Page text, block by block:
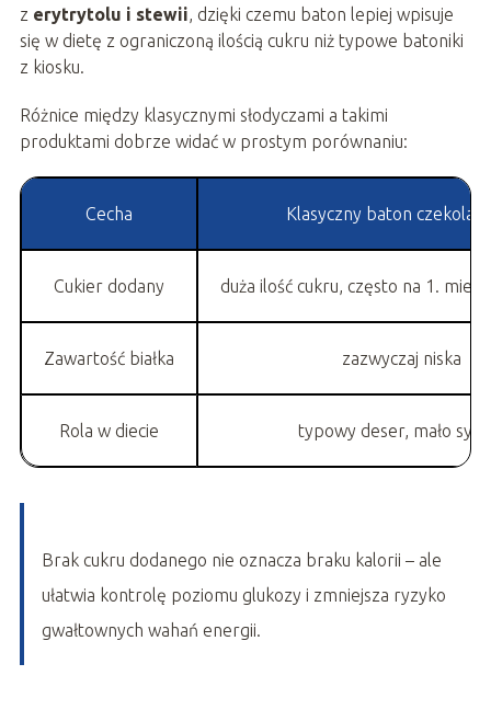
z erytrytolu i stewii, dzięki czemu baton lepiej wpisuje
się w dietę z ograniczoną ilością cukru niż typowe batoniki
z kiosku.
Różnice między klasycznymi słodyczami a takimi
produktami dobrze widać w prostym porównaniu:
Cecha Klasyczny baton
Cukier dodany duża ilość cukru, często na 1.
Zawartość białka zazwyczaj niska
Rola w diecie typowy deser, mało
Brak cukru dodanego nie oznacza braku kalorii – ale
ułatwia kontrolę poziomu glukozy i zmniejsza ryzyko
gwałtownych wahań energii.